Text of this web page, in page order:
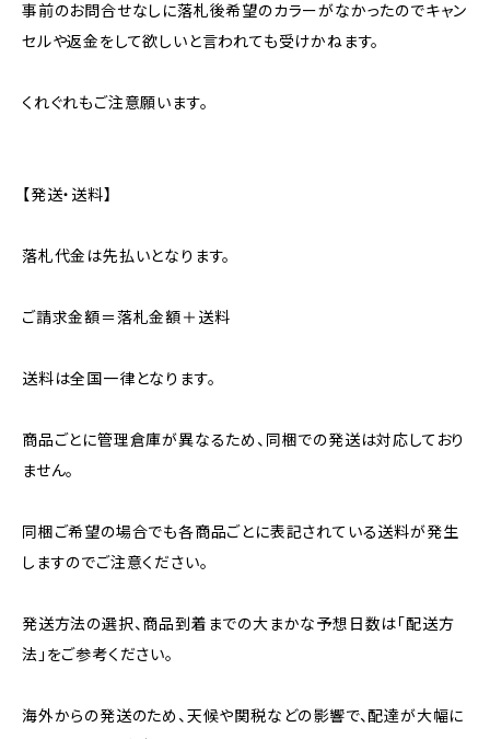
事前のお問合せなしに落札後希望のカラーがなかったのでキャン
セルや返金をして欲しいと言われても受けかねます。
くれぐれもご注意願います。
【発送・送料】
落札代金は先払いとなります。
ご請求金額＝落札金額＋送料
送料は全国一律となります。
商品ごとに管理倉庫が異なるため、同梱での発送は対応しており
ません。
同梱ご希望の場合でも各商品ごとに表記されている送料が発生
しますのでご注意ください。
発送方法の選択、商品到着までの大まかな予想日数は「配送方
法」をご参考ください。
海外からの発送のため、天候や関税などの影響で、配達が大幅に